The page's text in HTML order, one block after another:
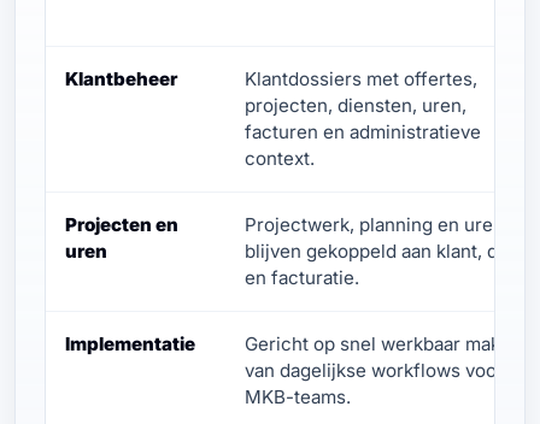
Klantbeheer
Klantdossiers met offertes,
projecten, diensten, uren,
facturen en administratieve
context.
Projecten en
uren
Projectwerk, planning en uren
blijven gekoppeld aan klant, dienst
en facturatie.
Implementatie
Gericht op snel werkbaar maken
van dagelijkse workflows voor
MKB-teams.